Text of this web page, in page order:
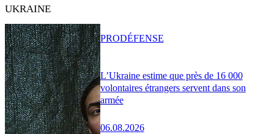
UKRAINE
L’Ukraine estime que près de 16 000
volontaires étrangers servent dans son
armée
06.08.2026
PRODÉFENSE